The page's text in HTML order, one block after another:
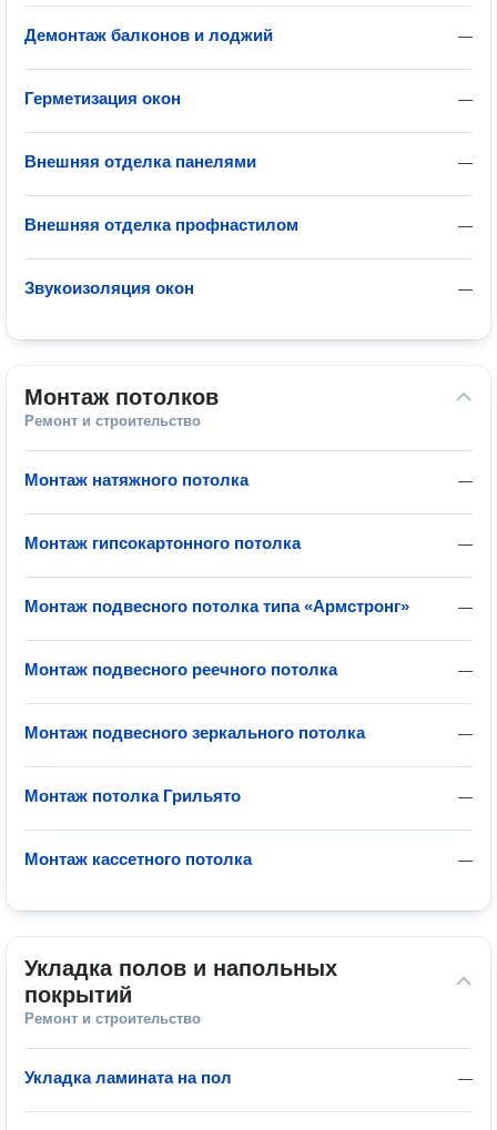
—
Демонтаж балконов и лоджий
—
Герметизация окон
—
Внешняя отделка панелями
—
Внешняя отделка профнастилом
—
Звукоизоляция окон
Монтаж потолков
Ремонт и строительство
—
Монтаж натяжного потолка
—
Монтаж гипсокартонного потолка
—
Монтаж подвесного потолка типа «Армстронг»
—
Монтаж подвесного реечного потолка
—
Монтаж подвесного зеркального потолка
—
Монтаж потолка Грильято
—
Монтаж кассетного потолка
Укладка полов и напольных
покрытий
Ремонт и строительство
—
Укладка ламината на пол